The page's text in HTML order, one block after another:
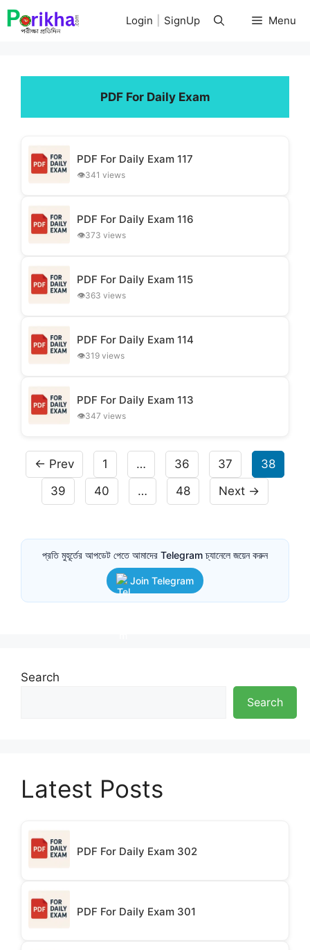
Skip
to
Menu
Login SignUp
PDF For Daily Exam
PDF For Daily Exam 117
341 views
PDF For Daily Exam 116
373 views
PDF For Daily Exam 115
363 views
PDF For Daily Exam 114
319 views
PDF For Daily Exam 113
347 views
← Prev 1 … 36 37
38
39
40 … 48 Next →
প্রতি মুহূর্তের আপডেট পেতে আমাদের Telegram চ্যানেলে জয়েন করুন
Join Telegram
Search
Search
Latest Posts
PDF For Daily Exam 302
PDF For Daily Exam 301